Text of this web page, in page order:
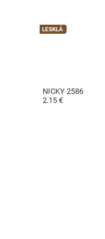
NICKY 2586
LESKLÁ
2.15 €